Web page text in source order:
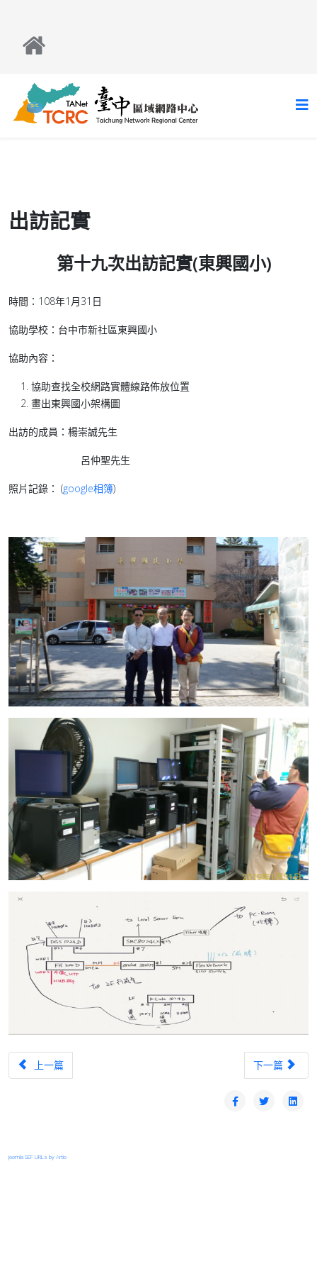
出訪記實
第十九次出訪記實(東興國小)
時間：108年1月31日
協助學校：台中市新社區東興國小
協助內容：
協助查找全校網路實體線路佈放位置
畫出東興國小架構圖
出訪的成員：楊崇誠先生
呂仲聖先生
照片記錄： (google相簿)
上一篇文章：第二十次出訪記實(南投特殊教育學校)
上一篇 下一篇文章：
下一篇
Joomla SEF URLs by Artio